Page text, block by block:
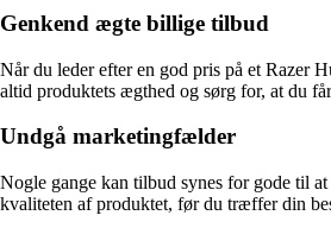
Genkend ægte billige tilbud
Når du leder efter en god pris på et Razer
altid produktets ægthed og sørg for, at du
Undgå marketingfælder
Nogle gange kan tilbud synes for gode til
kvaliteten af produktet, før du træffer din